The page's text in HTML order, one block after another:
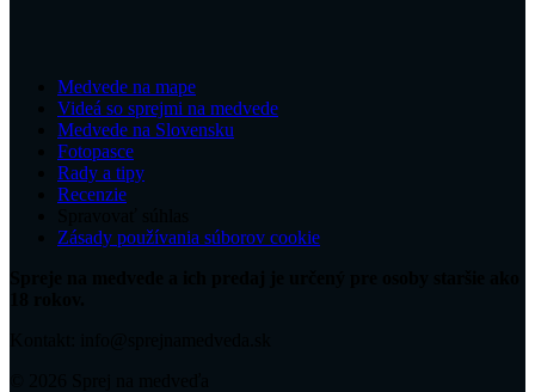
Medvede na mape
Videá so sprejmi na medvede
Medvede na Slovensku
Fotopasce
Rady a tipy
Recenzie
Zásady používania súborov cookie